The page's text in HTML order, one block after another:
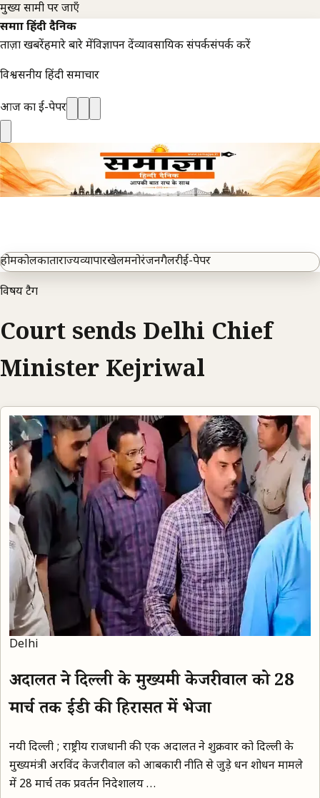
मुख्य सामग्री पर जाएँ
समाज्ञा हिंदी दैनिक
ताज़ा खबरेंहमारे बारे मेंविज्ञापन देंव्यावसायिक संपर्कसंपर्क करें
विश्वसनीय हिंदी समाचार
आज का ई-पेपर
होमकोलकाताराज्यव्यापारखेलमनोरंजनगैलरीई-पेपर
विषय टैग
Court sends Delhi Chief
Minister Kejriwal
Delhi
अदालत ने दिल्ली के मुख्यमंत्री केजरीवाल को 28
मार्च तक ईडी की हिरासत में भेजा
नयी दिल्ली ; राष्ट्रीय राजधानी की एक अदालत ने शुक्रवार को दिल्ली के
मुख्यमंत्री अरविंद केजरीवाल को आबकारी नीति से जुड़े धन शोधन मामले
में 28 मार्च तक प्रवर्तन निदेशालय …